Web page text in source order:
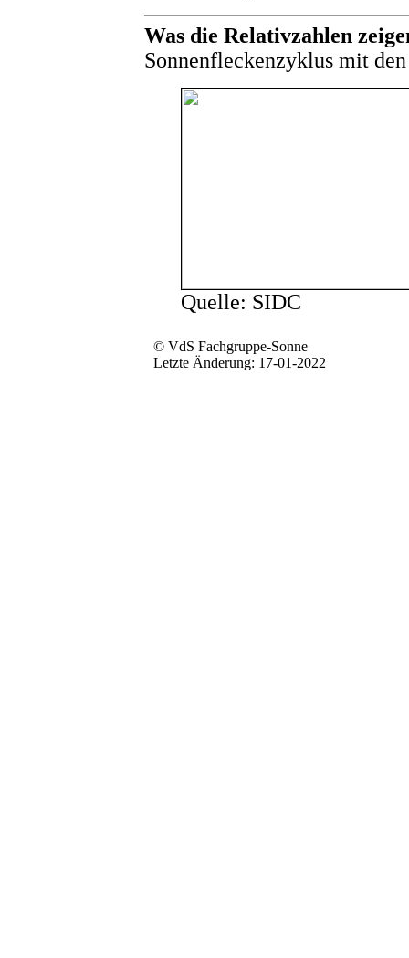
Was die Relativzahlen
Sonnenfleckenzyklus mit
Quelle: SIDC
© VdS Fachgruppe-Sonne
Letzte Änderung: 17-01-2022